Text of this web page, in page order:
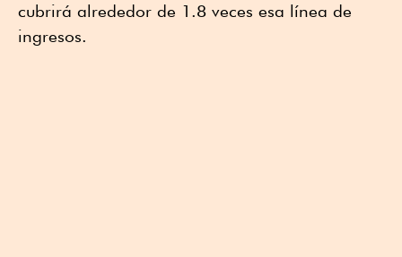
cubrirá alrededor de 1.8 veces esa línea de
ingresos.